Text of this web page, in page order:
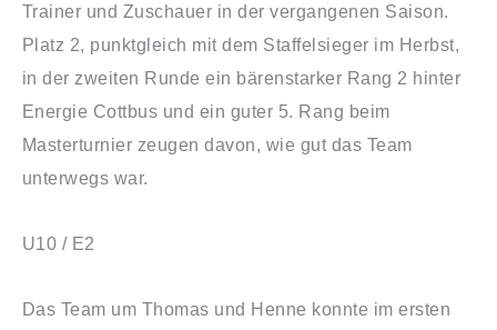
Trainer und Zuschauer in der vergangenen Saison.
Platz 2, punktgleich mit dem Staffelsieger im Herbst,
in der zweiten Runde ein bärenstarker Rang 2 hinter
Energie Cottbus und ein guter 5. Rang beim
Masterturnier zeugen davon, wie gut das Team
unterwegs war.
U10 / E2
Das Team um Thomas und Henne konnte im ersten